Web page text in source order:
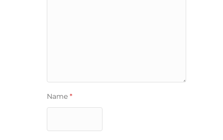
Name *